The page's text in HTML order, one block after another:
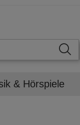
& Hörspiele